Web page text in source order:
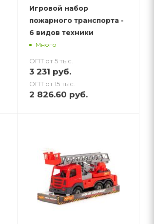
Игровой набор
пожарного транспорта -
6 видов техники
Много
ОПТ от 5 тыс.
3 231 руб.
ОПТ от 15 тыс.
2 826.60 руб.